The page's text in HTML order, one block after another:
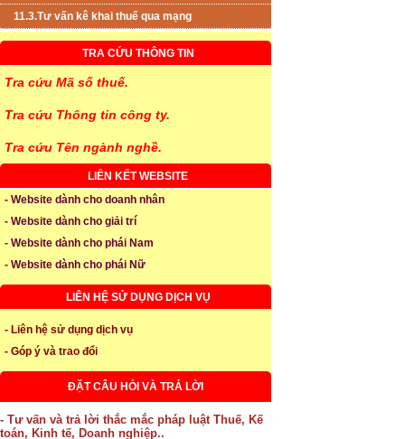
11.3.Tư vấn kê khai thuế qua mạng
TRA CỨU THÔNG TIN
Tra cứu Mã số thuế.
Tra cứu Thông tin công ty.
Tra cứu Tên ngành nghề.
LIÊN KẾT WEBSITE
- Website dành cho doanh nhân
- Website dành cho giải trí
- Website dành cho phái Nam
- Website dành cho phái Nữ
LIÊN HỆ SỬ DỤNG DỊCH VỤ
- Liên hệ sử dụng dịch vụ
- Góp ý và trao đổi
ĐẶT CÂU HỎI VÀ TRẢ LỜI
- Tư vấn và trả lời thắc mắc pháp luật Thuế, Kế
toán, Kinh tế, Doanh nghiệp..